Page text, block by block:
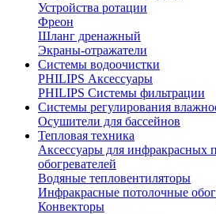
Устройства ротации
Фреон
Шланг дренажный
Экраны-отражатели
Системы водоочистки
PHILIPS Аксессуары
PHILIPS Системы фильтрации
Системы регулирования
Осушители для бассейнов
Тепловая техника
Аксессуары для инфракрасных
обогревателей
Водяные тепловентиляторы
Инфракрасные потолочные
Конвекторы